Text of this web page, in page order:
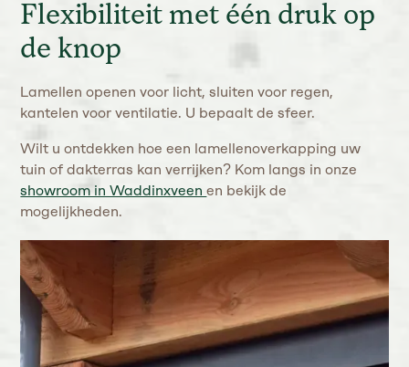
Flexibiliteit met één druk op
de knop
Lamellen openen voor licht, sluiten voor regen,
kantelen voor ventilatie. U bepaalt de sfeer.
Wilt u ontdekken hoe een lamellenoverkapping uw
tuin of dakterras kan verrijken? Kom langs in onze
showroom in Waddinxveenen bekijk de
mogelijkheden.